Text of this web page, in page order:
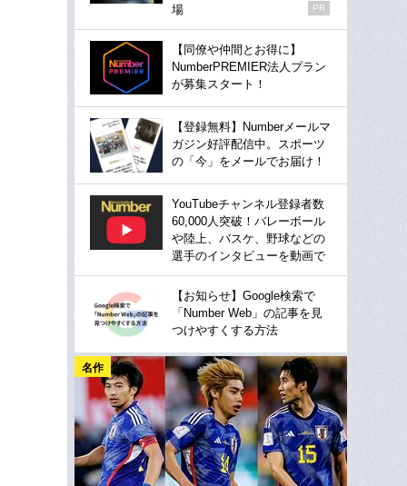
場
PR
【同僚や仲間とお得に】
NumberPREMIER法人プラン
が募集スタート！
【登録無料】Numberメールマ
ガジン好評配信中。スポーツ
の「今」をメールでお届け！
YouTubeチャンネル登録者数
60,000人突破！バレーボール
や陸上、バスケ、野球などの
選手のインタビューを動画で
【お知らせ】Google検索で
「Number Web」の記事を見
つけやすくする方法
名作